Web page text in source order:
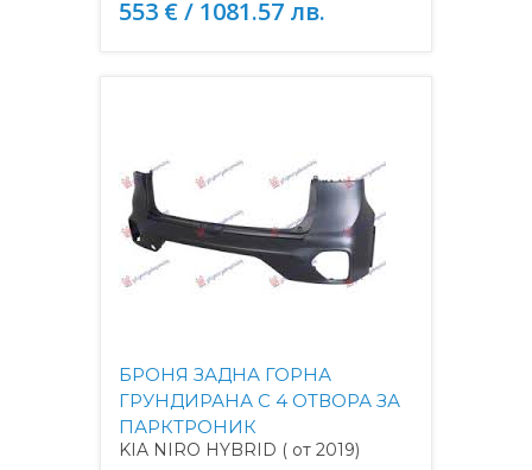
553 € / 1081.57 лв.
БРОНЯ ЗАДНА ГОРНА
ГРУНДИРАНА С 4 ОТВОРА ЗА
ПАРКТРОНИК
KIA NIRO HYBRID ( от 2019)